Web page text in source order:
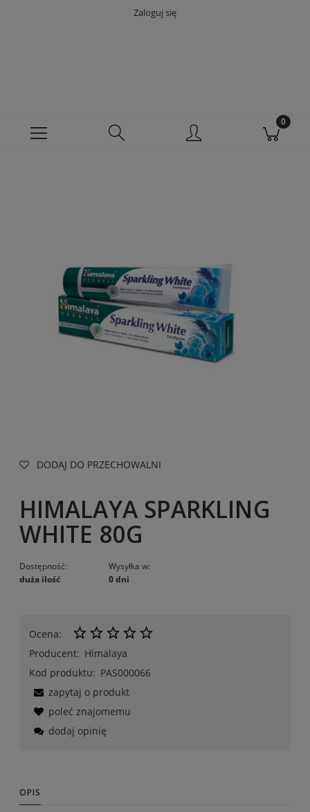
Zaloguj się
DODAJ DO PRZECHOWALNI
HIMALAYA SPARKLING
WHITE 80G
Dostępność:
duża ilość
Wysyłka w:
0 dni
Ocena:
Producent: Himalaya
Kod produktu: PAS000066
zapytaj o produkt
poleć znajomemu
dodaj opinię
OPIS